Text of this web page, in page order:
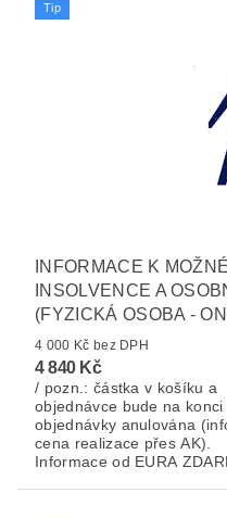
Tip
INFORMACE K
INSOLVENCE A
(FYZICKÁ OSOBA -
4 000 Kč bez DPH
4 840 Kč
/ pozn.: částka v košíku a
objednávce bude na konci
objednávky anulována
cena realizace přes AK).
Informace od EURA